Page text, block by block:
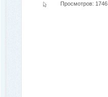
Просмотров: 1746